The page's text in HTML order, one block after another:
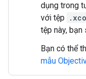
dụng trong
với tệp
tệp này,
Bạn có thể
mẫu